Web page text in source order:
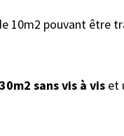
10m2 pouvant être
sans vis à vis et